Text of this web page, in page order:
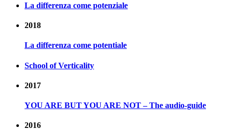
La differenza come potenziale
2018
La differenza come potentiale
School of Verticality
2017
YOU ARE BUT YOU ARE NOT – The audio-guide
2016